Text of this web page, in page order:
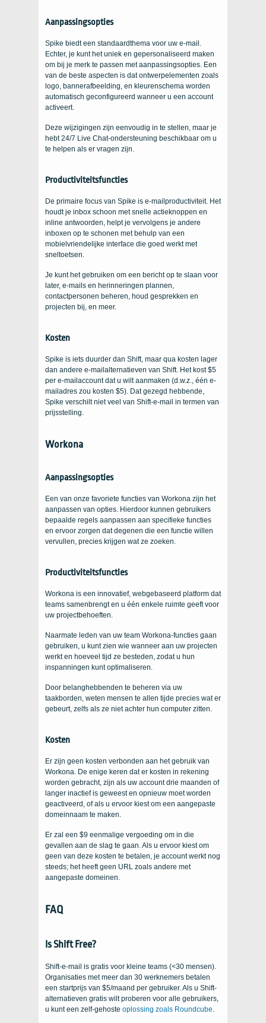
Aanpassingsopties
Spike biedt een standaardthema voor uw e-mail.
Echter, je kunt het uniek en gepersonaliseerd maken
om bij je merk te passen met aanpassingsopties. Een
van de beste aspecten is dat ontwerpelementen zoals
logo, bannerafbeelding, en kleurenschema worden
automatisch geconfigureerd wanneer u een account
activeert.
Deze wijzigingen zijn eenvoudig in te stellen, maar je
hebt 24/7 Live Chat-ondersteuning beschikbaar om u
te helpen als er vragen zijn.
Productiviteitsfuncties
De primaire focus van Spike is e-mailproductiviteit. Het
houdt je inbox schoon met snelle actieknoppen en
inline antwoorden, helpt je vervolgens je andere
inboxen op te schonen met behulp van een
mobielvriendelijke interface die goed werkt met
sneltoetsen.
Je kunt het gebruiken om een ​​bericht op te slaan voor
later, e-mails en herinneringen plannen,
contactpersonen beheren, houd gesprekken en
projecten bij, en meer.
Kosten
Spike is iets duurder dan Shift, maar qua kosten lager
dan andere e-mailalternatieven van Shift. Het kost $5
per e-mailaccount dat u wilt aanmaken (d.w.z., één e-
mailadres zou kosten $5). Dat gezegd hebbende,
Spike verschilt niet veel van Shift-e-mail in termen van
prijsstelling.
Workona
Aanpassingsopties
Een van onze favoriete functies van Workona zijn het
aanpassen van opties. Hierdoor kunnen gebruikers
bepaalde regels aanpassen aan specifieke functies
en ervoor zorgen dat degenen die een functie willen
vervullen, precies krijgen wat ze zoeken.
Productiviteitsfuncties
Workona is een innovatief, webgebaseerd platform dat
teams samenbrengt en u één enkele ruimte geeft voor
uw projectbehoeften.
Naarmate leden van uw team Workona-functies gaan
gebruiken, u kunt zien wie wanneer aan uw projecten
werkt en hoeveel tijd ze besteden, zodat u hun
inspanningen kunt optimaliseren.
Door belanghebbenden te beheren via uw
taakborden, weten mensen te allen tijde precies wat er
gebeurt, zelfs als ze niet achter hun computer zitten.
Kosten
Er zijn geen kosten verbonden aan het gebruik van
Workona. De enige keren dat er kosten in rekening
worden gebracht, zijn als uw account drie maanden of
langer inactief is geweest en opnieuw moet worden
geactiveerd, of als u ervoor kiest om een ​​aangepaste
domeinnaam te maken.
Er zal een $9 eenmalige vergoeding om in die
gevallen aan de slag te gaan. Als u ervoor kiest om
geen van deze kosten te betalen, je account werkt nog
steeds; het heeft geen URL zoals andere met
aangepaste domeinen.
FAQ
IsShift Free?
Shift-e-mail is gratis voor kleine teams (<30 mensen).
Organisaties met meer dan 30 werknemers betalen
een startprijs van $5/maand per gebruiker. Als u Shift-
alternatieven gratis wilt proberen voor alle gebruikers,
u kunt een zelf-gehoste oplossing zoals Roundcube